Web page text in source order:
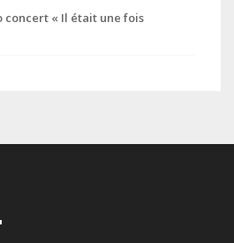
concert « Il était une fois